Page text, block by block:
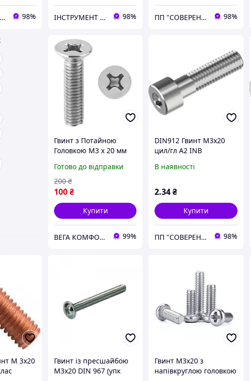
ІНСТРУМЕНТ та МЕТИЗИ 98% ІНСТРУМЕНТ та МЕТИЗИ 98% ПП "СОВЕРЕН ГРУП" 98%
Гвинт з Потайною
Головкою М3 х 20 мм
DIN 965
Готово до відправки
100₴
200 ₴
Купити
ВЕГА КОМФОРТ 99%
DIN912 Гвинт М3х20
цил/гл А2 INB
В наявності
2.34₴
Купити
ПП "СОВЕРЕН ГРУП" 98%
М 3х20
Гвинт із пресшайбою
М3х20 DIN 967 (упк
Гвинт М3х20 з
напівкруглою головкою